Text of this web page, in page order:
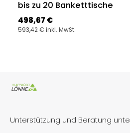
bis zu 20 Banketttische
Regulärer Preis:
498,67 €
593,42 € inkl. MwSt.
Unterstützung und Beratung